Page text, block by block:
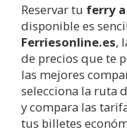
Reservar tu ferry a
disponible es
Ferriesonline.es,
de precios que te
las mejores
selecciona la ruta
y compara las
tus billetes